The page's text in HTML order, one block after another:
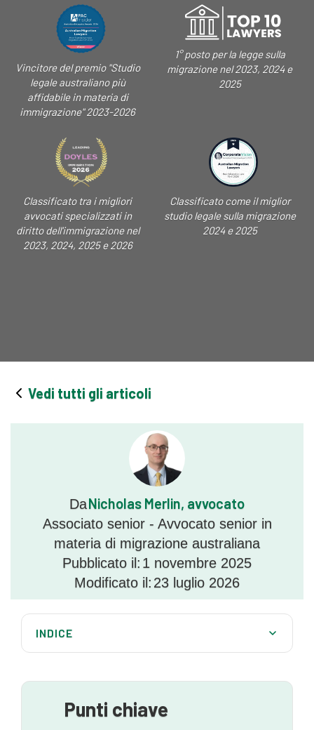
Vincitore del premio "Studio
legale australiano più
affidabile in materia di
immigrazione" 2023-2026
1° posto per la legge sulla
migrazione nel 2023, 2024 e
2025
Classificato tra i migliori
avvocati specializzati in
diritto dell'immigrazione nel
2023, 2024, 2025 e 2026
Classificato come il miglior
studio legale sulla migrazione
2024 e 2025
Vedi tutti gli articoli
DaNicholas Merlin, avvocato
Associato senior - Avvocato senior in
materia di migrazione australiana
Pubblicato il: 1 novembre 2025
Modificato il: 23 luglio 2026
INDICE
Occidentale
Punti chiave